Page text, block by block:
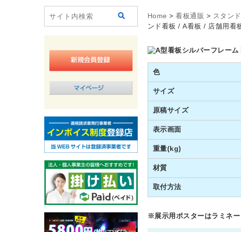
Home > 看板通販 > スタン
ンド看板 / A看板 / 店舗用看
色
サイズ
原稿サイズ
表示画面
重量(kg)
材質
取付方法
※展示用ポスターはラミネ